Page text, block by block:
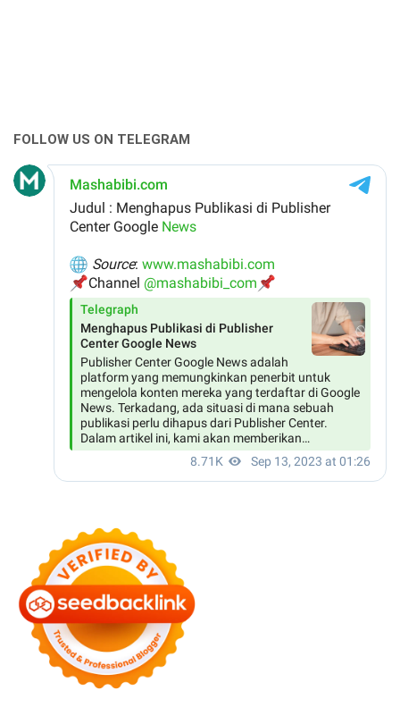
FOLLOW US ON TELEGRAM